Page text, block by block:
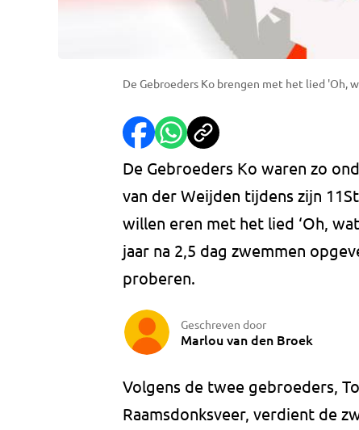
De Gebroeders Ko brengen met het lied 'Oh,
De Gebroeders Ko waren zo
van der Weijden tijdens zijn
willen eren met het lied ‘Oh,
jaar na 2,5 dag zwemmen
proberen.
Geschreven door
Marlou van den Broek
Volgens de twee gebroeders,
Raamsdonksveer, verdient de